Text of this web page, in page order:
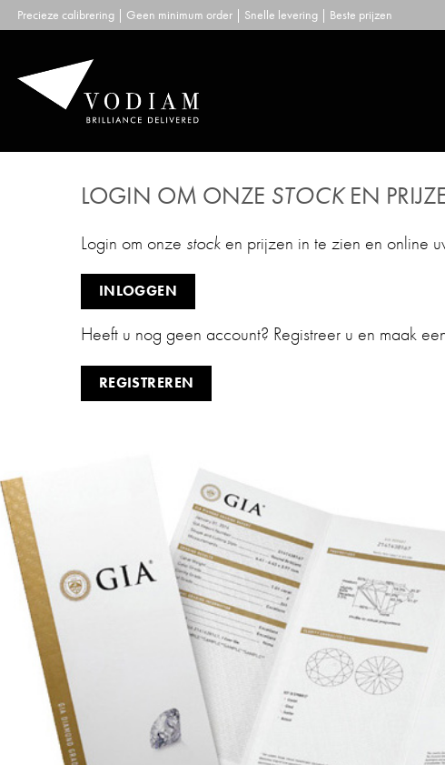
Skip
to
Precieze calibrering | Geen minimum order | Snelle levering | Beste prijzen
LOGIN OM ONZE STOCKEN
Login om onze stock en prijzen in te zien en online
INLOGGEN
Heeft u nog geen account? Registreer u en maak
REGISTREREN